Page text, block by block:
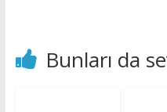
Bunları da